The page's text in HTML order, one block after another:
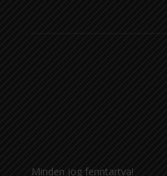
Minden jog fenntartva!